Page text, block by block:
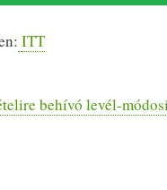
ITT
behívó levél-